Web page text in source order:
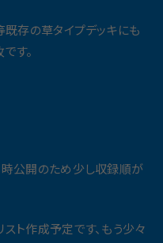
既存の草タイプデッキにも
す。
時公開のため少し収録順が
ト作成予定です、もう少々